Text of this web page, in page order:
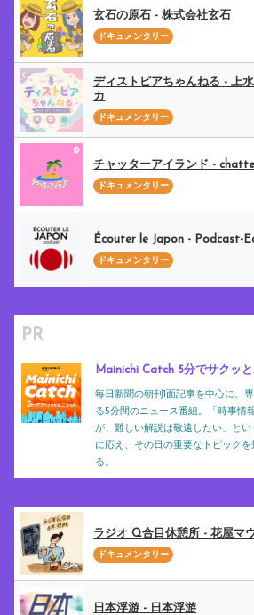
玄石の原石 - 株式会社玄石
ドキュメンタリー
ディストピアちゃんねる - 上
カ
ドキュメンタリー
チャッターアイランド -
ドキュメンタリー
Écouter le Japon - Podcast-
ドキュメンタリー
PR
Mainichi Catch 5分でサクッ
毎日新聞の朝刊1面記事を中心に、
る5分間のニュース番組。「時事情
が、難しい解説は敬遠したい」と
に応え、その日の重要なトピック
る。
ラジオ Q合目休憩所 - 花屋マ
ドキュメンタリー
日本浮游 - 日本浮游